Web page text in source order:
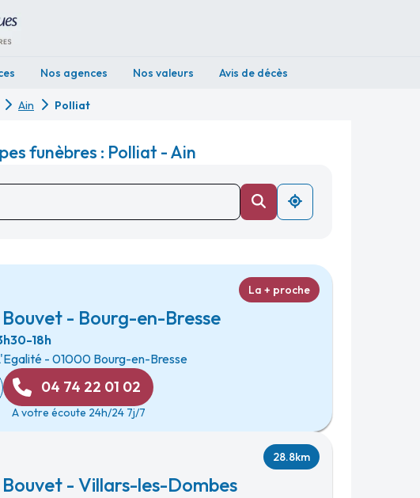
Nos agences Nos valeurs Avis de décès
Ain Polliat
funèbres : Polliat - Ain
Bouvet - Bourg-en-Bresse
La + proche
18h
- 01000 Bourg-en-Bresse
04 74 22 01 02
A votre écoute 24h/24 7j/7
Bouvet - Villars-les-Dombes
28.8km